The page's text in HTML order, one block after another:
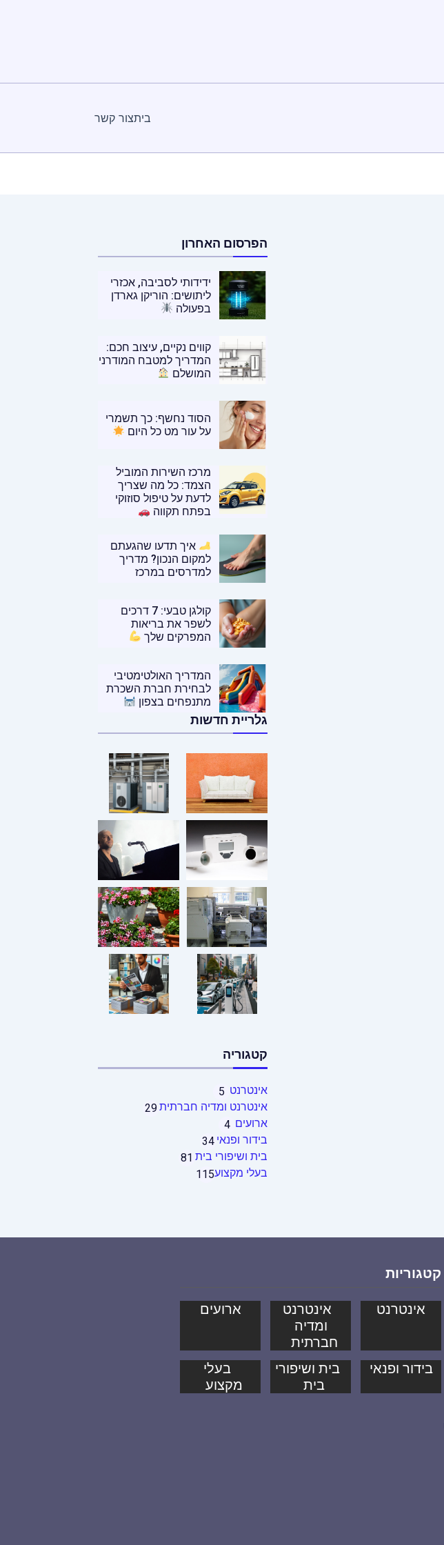
ביתצור קשר
הפרסום האחרון
ידידותי לסביבה, אכזרי
ליתושים: הוריקן גארדן
בפעולה
קווים נקיים, עיצוב חכם:
המדריך למטבח המודרני
המושלם
הסוד נחשף: כך תשמרי
על עור מט כל היום
מרכז השירות המוביל
הצמד: כל מה שצריך
לדעת על טיפול סוזוקי
בפתח תקווה
איך תדעו שהגעתם
למקום הנכון? מדריך
למדרסים במרכז
קולגן טבעי: 7 דרכים
לשפר את בריאות
המפרקים שלך
המדריך האולטימטיבי
לבחירת חברת השכרת
מתנפחים בצפון
גלריית חדשות
קטגוריה
אינטרנט 5
אינטרנט ומדיה חברתית29
ארועים 4
בידור ופנאי 34
בית ושיפורי בית 81
בעלי מקצוע115
קטגוריות
אינטרנט
אינטרנט
ומדיה
חברתית
ארועים
בידור ופנאי
בית ושיפורי
בית
בעלי
מקצוע